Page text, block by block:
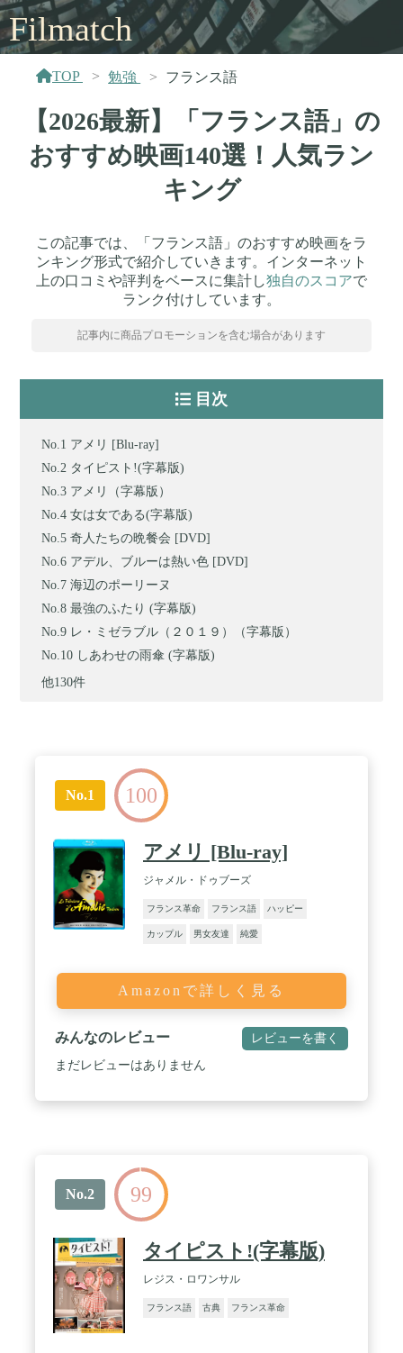
Filmatch
TOP 勉強 フランス語
【2026最新】「フランス語」の
おすすめ映画140選！人気ラン
キング
この記事では、「フランス語」のおすすめ映画をラ
ンキング形式で紹介していきます。インターネット
上の口コミや評判をベースに集計し独自のスコアで
ランク付けしています。
記事内に商品プロモーションを含む場合があります
目次
アメリ [Blu-ray]
タイピスト!(字幕版)
アメリ（字幕版）
女は女である(字幕版)
奇人たちの晩餐会 [DVD]
アデル、ブルーは熱い色 [DVD]
海辺のポーリーヌ
最強のふたり (字幕版)
レ・ミゼラブル（２０１９）（字幕版）
しあわせの雨傘 (字幕版)
他130件
No.1 100
アメリ [Blu-ray]
ジャメル・ドゥブーズ
フランス革命 フランス語 ハッピー
カップル 男女友達 純愛
Amazonで詳しく見る
みんなのレビュー レビューを書く
まだレビューはありません
No.2 99
タイピスト!(字幕版)
レジス・ロワンサル
フランス語 古典 フランス革命